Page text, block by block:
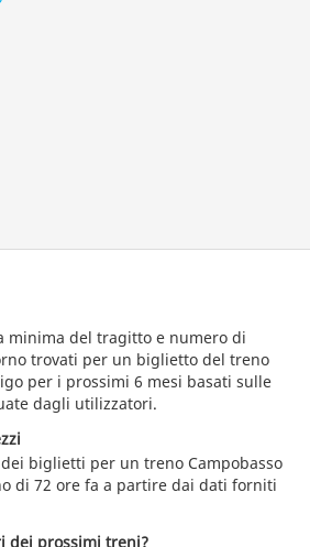
minima del tragitto e numero di
trovati per un biglietto del treno
per i prossimi 6 mesi basati sulle
dagli utilizzatori.
biglietti per un treno Campobasso
di 72 ore fa a partire dai dati forniti
dei prossimi treni?